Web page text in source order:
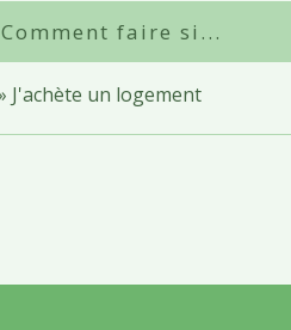
Comment faire si...
J'achète un logement